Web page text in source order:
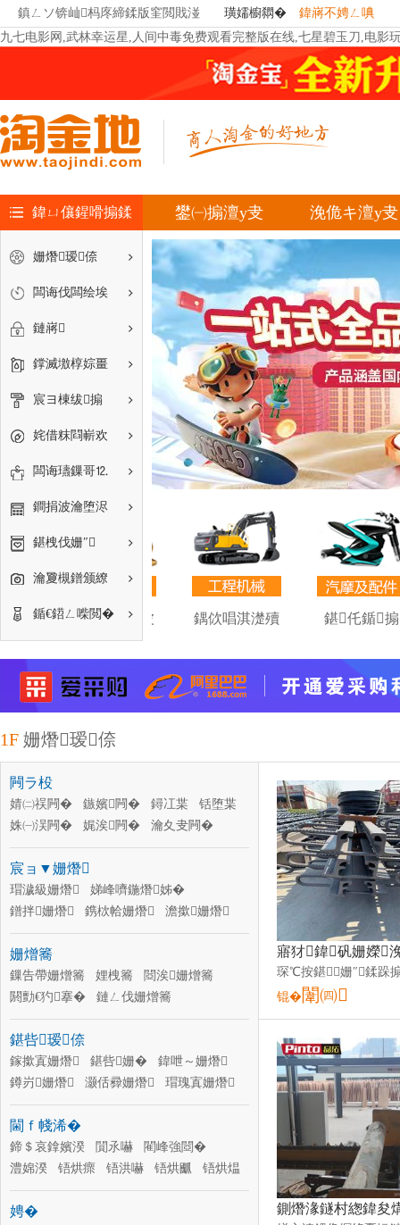
九七电影网,武林幸运星,人间中毒免费观看完整版在线,七星碧玉刀,电
鎮ㄥソ锛屾杩庝締鍒版窐閲戝湴 璜嬬櫥閷� 鍏嶈不娉ㄥ唺
鍏ㄩ儴鍟嗗搧鍒
嗛
鐢㈠搧澶у叏
浼佹キ澶у叏
寤ｅ憡鏈嶅嫏
姗熸瑷倷
闆诲伐闆绘埃
鏈嶈
鐣滅墽椁婃畺
宸ヨ棟绂搧
姹借粖閰嶄欢
闆诲瓙鏁哥⒓
鐧捐波瀹堕浕
鍖栧伐姗″
瀹夐槻鐠颁繚
鍎€鍣ㄥ喍閲�
绮惧搧濂借波 鍝佽唱淇濋殰 鍖仛鍎搧
1F 姗熸瑷倷
闁ラ杸
婧㈡祦闁� 鏃嬪闁� 鐞冮枼
铦堕枼
姝㈠洖闁�
娓涘闁�
瀹夊叏闁�
鐤忔按闁�
瑾跨瘈闁�
搴曢枼
鎺掓薄闁�
宸ョ▼姗熸
瑁濊級姗熸
娣峰嚌鍦熸姊�
鐠拌姗熸
鎸栨帢姗熸
澹撳姗熸
璧烽噸姗�
娣峰嚌鍦熸车杌�
妯佸伐姗熸
瑁濅慨姗熸
楂樼┖浣滄キ姗熸
姗熷簥
鏁告帶姗熷簥 娌栧簥
閸涘姗熷簥
閼勯€犳搴�
鏈ㄥ伐姗熷簥
榻掕吉姗熷簥
铻虹磱姗熷簥
鍔犲伐涓績
灏堢敤姗熷簥
鍓澘鎶樺綆 绶氬垏鍓�
鍖呰瑷倷
鎵撳寘姗熸 鍖呰姗�
鍏呭～姗熸
鐏岃姗熸
灏佸彛姗熸
瑁瑰寘姗熸
鍖呰姗�
璨兼姗熸
娓呮礂姗熸
骞茬嚗姗�
閫ｆ帴浠�
鍗＄哀鎿嬪湀 閴氶嚇
閵峰強閸�
澧婂湀
铻烘瘝 铻洪嚇 铻烘爴
铻烘煴
绲勫悎浠�
娉�
锟�闈㈣